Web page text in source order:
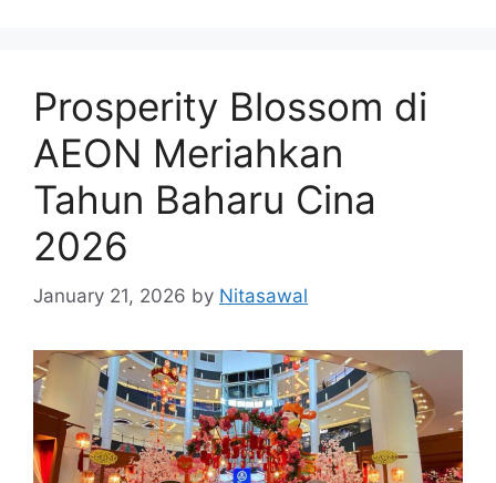
Prosperity Blossom di
AEON Meriahkan
Tahun Baharu Cina
2026
January 21, 2026 by Nitasawal